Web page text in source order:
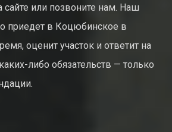
сайте или позвоните нам. Наш
приедет в Коцюбинское в
оценит участок и ответит на
либо обязательств — только